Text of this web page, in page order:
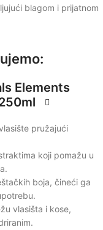
Elements
pružajući
koji pomažu u
boja, čineći ga
vlasišta i kose,
blagom i prijatnom